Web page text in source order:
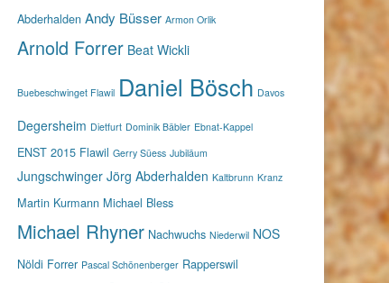
Abderhalden Andy Büsser Armon Orlik
Arnold Forrer Beat Wickli
Buebeschwinget Flawil Daniel Bösch Davos
Degersheim Dietfurt Dominik Bäbler Ebnat-Kappel
ENST 2015 Flawil Gerry Süess Jubiläum
Jungschwinger Jörg Abderhalden Kaltbrunn Kranz
Martin Kurmann Michael Bless
Michael Rhyner Nachwuchs Niederwil NOS
Nöldi Forrer Pascal Schönenberger Rapperswil